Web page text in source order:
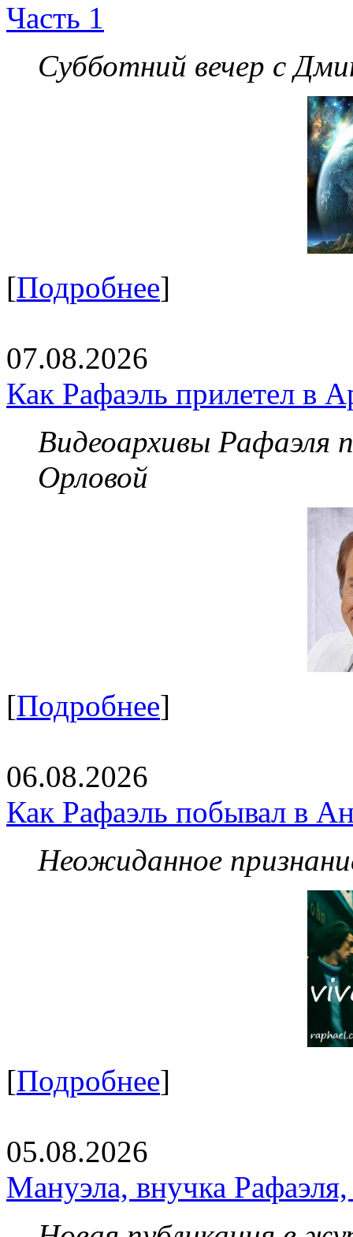
Часть 1
Субботний вечер с
[Подробнее]
07.08.2026
Как Рафаэль прилетел в
Видеоархивы Рафаэля
Орловой
[Подробнее]
06.08.2026
Как Рафаэль побывал в
Неожиданное
[Подробнее]
05.08.2026
Мануэла, внучка